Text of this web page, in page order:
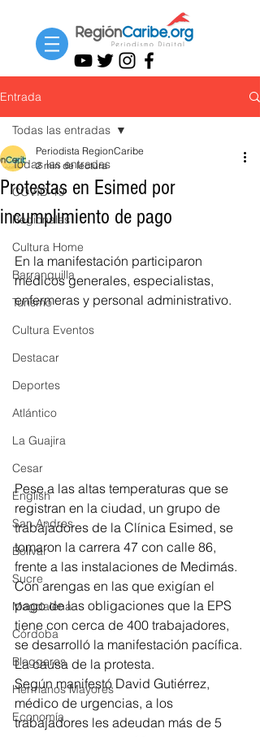
Entrada
Todas las entradas
COVID-19
Regionales
Cultura Home
Barranquilla
Turismo
Cultura Eventos
Destacar
Deportes
Atlántico
La Guajira
Cesar
English
San Andres
Bolívar
Sucre
Magdalena
Córdoba
Bloggeros
Hermanos Mayores
Economía
Todas las entradas
Protestas en Esimed por
incumplimiento de pago
Periodista RegionCaribe
2 min de lectura
En la manifestación participaron
médicos generales, especialistas,
enfermeras y personal administrativo.
Pese a las altas temperaturas que se
registran en la ciudad, un grupo de
trabajadores de la Clínica Esimed, se
tomaron la carrera 47 con calle 86,
frente a las instalaciones de Medimás.
Con arengas en las que exigían el
pago de las obligaciones que la EPS
tiene con cerca de 400 trabajadores,
se desarrolló la manifestación pacífica.
La causa de la protesta.
Según manifestó David Gutiérrez,
médico de urgencias, a los
trabajadores les adeudan más de 5